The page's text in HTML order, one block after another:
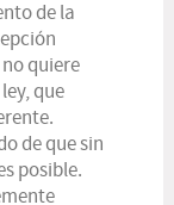
de la
quiere
que
de que sin
posible.